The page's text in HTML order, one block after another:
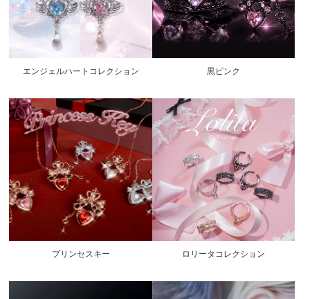
エンジェルハートコレクション 黒ピンク
プリンセスキー ロリータコレクション